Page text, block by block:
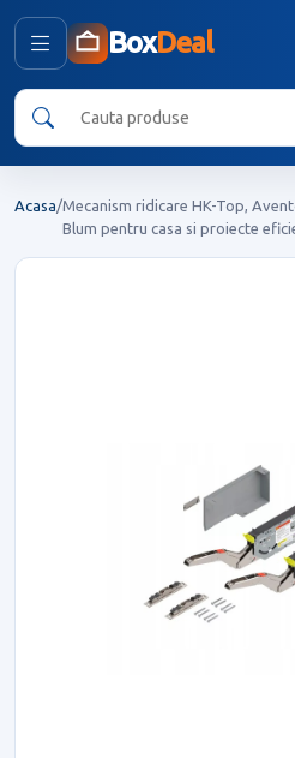
BoxDeal
Acasa/Mecanism ridicare HK-Top,
Blum pentru casa si proiecte